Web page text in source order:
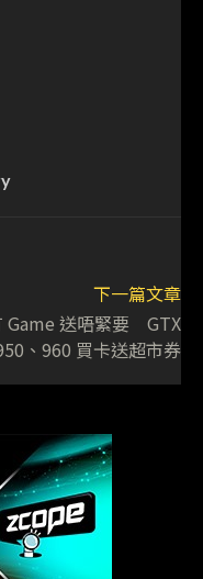
下一篇文章
Game 送唔緊要 GTX
、960 買卡送超市券